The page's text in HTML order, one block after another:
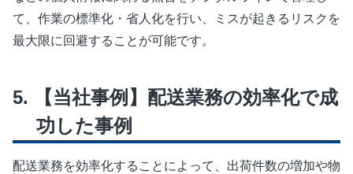
て、作業の標準化・省人化を行い、ミスが起きるリスクを
最大限に回避することが可能です。
【当社事例】配送業務の効率化で成
功した事例
配送業務を効率化することによって、出荷件数の増加や物